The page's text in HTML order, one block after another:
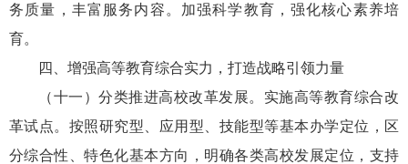
务质量，丰富服务内容。加强科学教育，强化核心素养培
育。
四、增强高等教育综合实力，打造战略引领力量
（十一）分类推进高校改革发展。实施高等教育综合改
革试点。按照研究型、应用型、技能型等基本办学定位，区
分综合性、特色化基本方向，明确各类高校发展定位，支持